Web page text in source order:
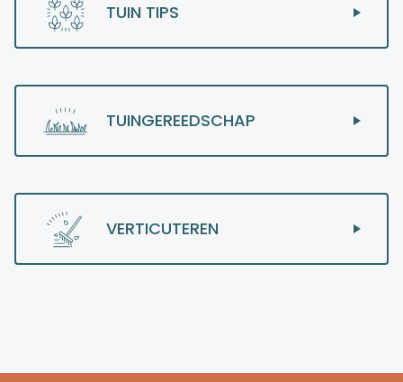
TUIN TIPS
TUINGEREEDSCHAP
VERTICUTEREN